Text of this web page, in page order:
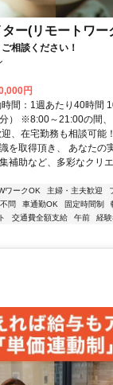
ー(リモートワー
相談ください！
円
間：1週あたり40時間
） ※8:00～21:00の間
、在宅勤務も相談可能
を取得頂き、 あなたの
補助など、多彩なクリ
ワークOK 主婦・主夫歓迎
問 車通勤OK 固定時間制
交通費全額支給 午前 経